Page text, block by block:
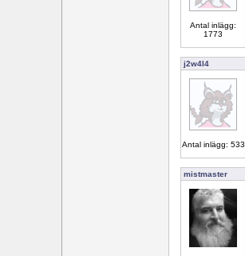
Antal inlägg:
1773
j2w4l4
Antal inlägg: 533
mistmaster